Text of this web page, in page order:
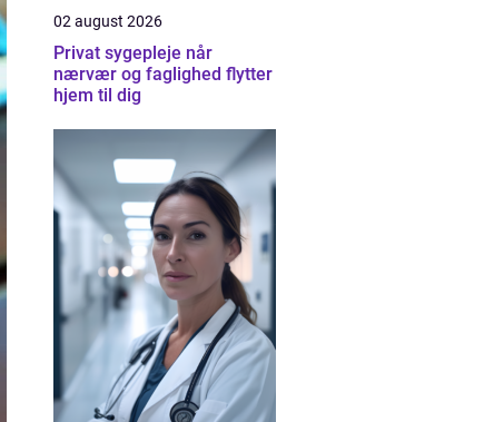
02 august 2026
Privat sygepleje når
nærvær og faglighed flytter
hjem til dig